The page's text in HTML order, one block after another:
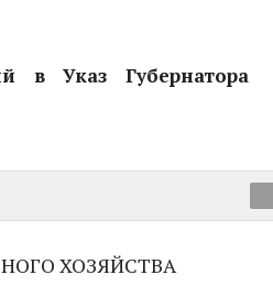
в Указ Губернатора
ХОЗЯЙСТВА